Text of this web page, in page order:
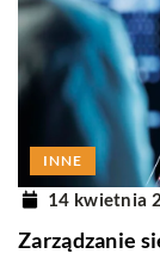
INNE
14 kwietnia
Zarządzanie